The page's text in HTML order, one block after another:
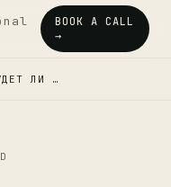
BOOK A CALL
→
ЛИ …